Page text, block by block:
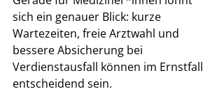
sich ein genauer Blick: kurze
Wartezeiten, freie Arztwahl und
bessere Absicherung bei
Verdienstausfall können im Ernstfall
entscheidend sein.